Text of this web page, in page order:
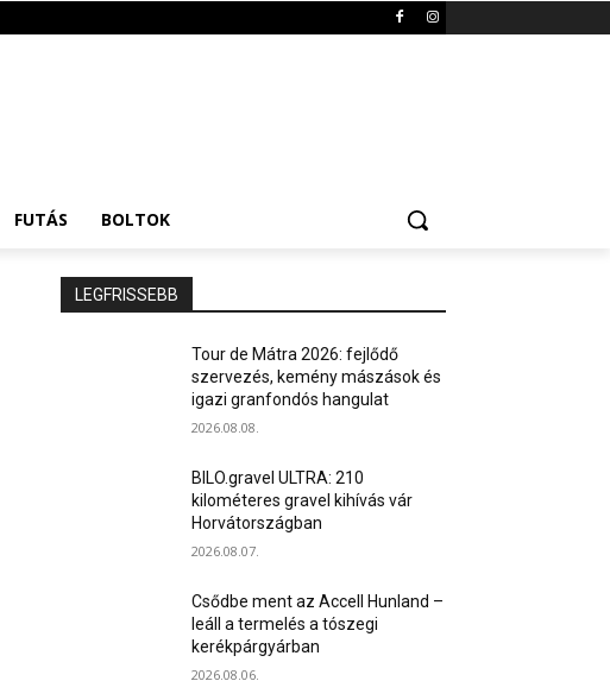
FUTÁS BOLTOK
LEGFRISSEBB
Tour de Mátra 2026: fejlődő
szervezés, kemény mászások és
igazi granfondós hangulat
2026.08.08.
BILO.gravel ULTRA: 210
kilométeres gravel kihívás vár
Horvátországban
2026.08.07.
Csődbe ment az Accell Hunland –
leáll a termelés a tószegi
kerékpárgyárban
2026.08.06.